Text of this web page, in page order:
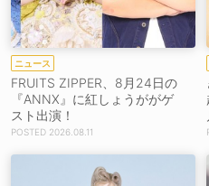
ニュース
FRUITS ZIPPER、8月24日の
『ANNX』に紅しょうががゲ
スト出演！
2026.08.11